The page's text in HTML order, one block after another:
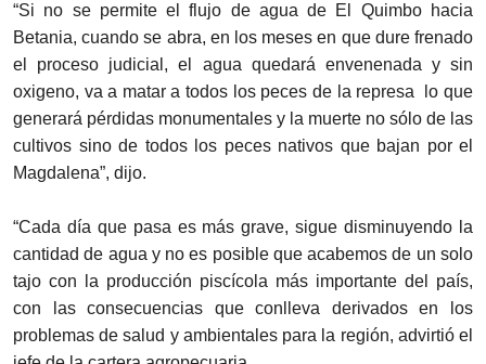
“Si no se permite el flujo de agua de El Quimbo hacia
Betania, cuando se abra, en los meses en que dure frenado
el proceso judicial, el agua quedará envenenada y sin
oxigeno, va a matar a todos los peces de la represa lo que
generará pérdidas monumentales y la muerte no sólo de las
cultivos sino de todos los peces nativos que bajan por el
Magdalena”, dijo.
“Cada día que pasa es más grave, sigue disminuyendo la
cantidad de agua y no es posible que acabemos de un solo
tajo con la producción piscícola más importante del país,
con las consecuencias que conlleva derivados en los
problemas de salud y ambientales para la región, advirtió el